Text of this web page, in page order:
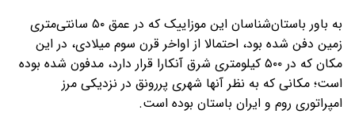
به باور باستان‌شناسان این موزاییک که در عمق ۵۰ سانتی‌متری
زمین دفن شده بود، احتمالا از اواخر قرن سوم میلادی، در این
مکان که در ۵۰۰ کیلومتری شرق آنکارا قرار دارد، مدفون شده بوده
است؛ مکانی که به نظر آنها شهری پررونق در نزدیکی مرز
امپراتوری روم و ایران باستان بوده است.